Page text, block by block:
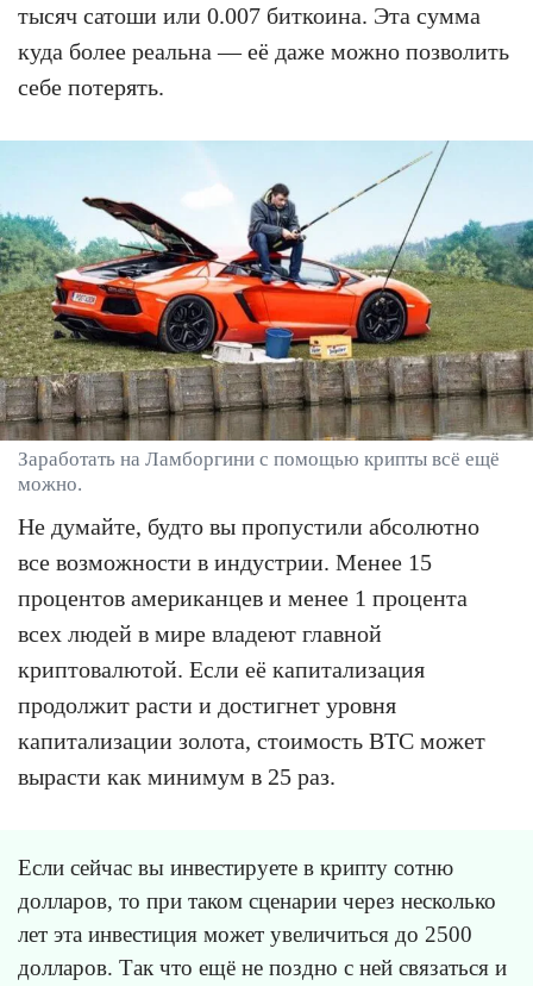
тысяч сатоши или 0.007 биткоина. Эта сумма
куда более реальна — её даже можно позволить
себе потерять.
Заработать на Ламборгини с помощью крипты всё ещё
можно.
Не думайте, будто вы пропустили абсолютно
все возможности в индустрии. Менее 15
процентов американцев и менее 1 процента
всех людей в мире владеют главной
криптовалютой. Если её капитализация
продолжит расти и достигнет уровня
капитализации золота, стоимость BTC может
вырасти как минимум в 25 раз.
Если сейчас вы инвестируете в крипту сотню
долларов, то при таком сценарии через несколько
лет эта инвестиция может увеличиться до 2500
долларов. Так что ещё не поздно с ней связаться и